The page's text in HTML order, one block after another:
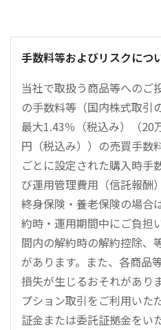
手数料等およびリスクにつ
当社で取扱う商品等へのご
の手数料等（国内株式取引
最大1.43％（税込み）（20
円（税込み））の売買手数
ごとに設定された購入時手
び運用管理費用（信託報酬
終身保険・養老保険の場合
約時・運用期間中にご負担
間内の解約時の解約控除、
があります。また、各商品
損失が生じるおそれがあり
プション取引をご利用いた
証金または委託証拠金をい